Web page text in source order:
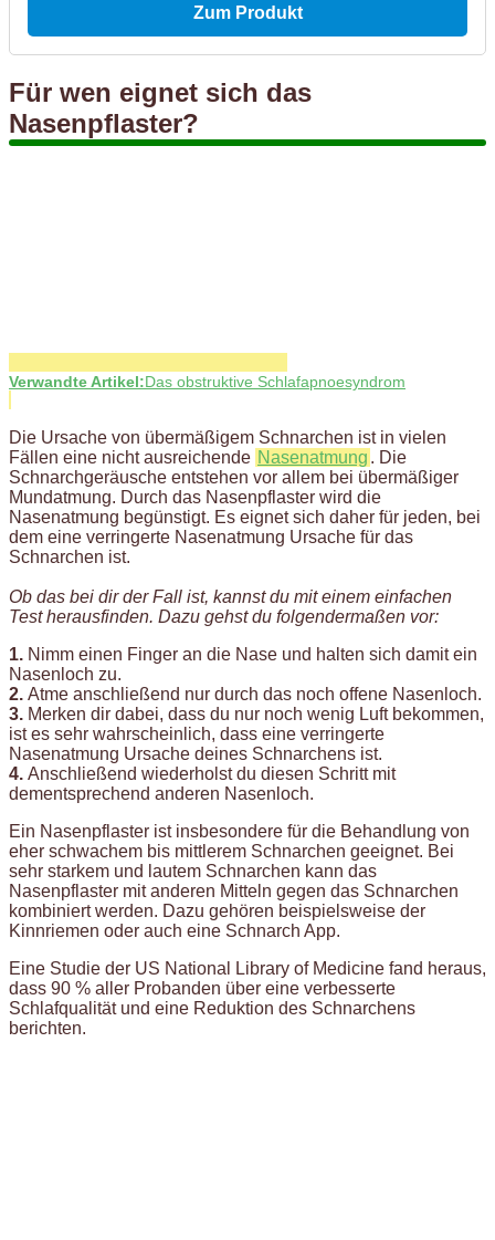
Zum Produkt
Für wen eignet sich das
Nasenpflaster?
Verwandte Artikel:Das obstruktive Schlafapnoesyndrom
Die Ursache von übermäßigem Schnarchen ist in vielen
Fällen eine nicht ausreichende Nasenatmung . Die
Schnarchgeräusche entstehen vor allem bei übermäßiger
Mundatmung. Durch das Nasenpflaster wird die
Nasenatmung begünstigt. Es eignet sich daher für jeden, bei
dem eine verringerte Nasenatmung Ursache für das
Schnarchen ist.
Ob das bei dir der Fall ist, kannst du mit einem einfachen
Test herausfinden. Dazu gehst du folgendermaßen vor:
1. Nimm einen Finger an die Nase und halten sich damit ein
Nasenloch zu.
2. Atme anschließend nur durch das noch offene Nasenloch.
3. Merken dir dabei, dass du nur noch wenig Luft bekommen,
ist es sehr wahrscheinlich, dass eine verringerte
Nasenatmung Ursache deines Schnarchens ist.
4. Anschließend wiederholst du diesen Schritt mit
dementsprechend anderen Nasenloch.
Ein Nasenpflaster ist insbesondere für die Behandlung von
eher schwachem bis mittlerem Schnarchen geeignet. Bei
sehr starkem und lautem Schnarchen kann das
Nasenpflaster mit anderen Mitteln gegen das Schnarchen
kombiniert werden. Dazu gehören beispielsweise der
Kinnriemen oder auch eine Schnarch App.
Eine Studie der US National Library of Medicine fand heraus,
dass 90 % aller Probanden über eine verbesserte
Schlafqualität und eine Reduktion des Schnarchens
berichten.